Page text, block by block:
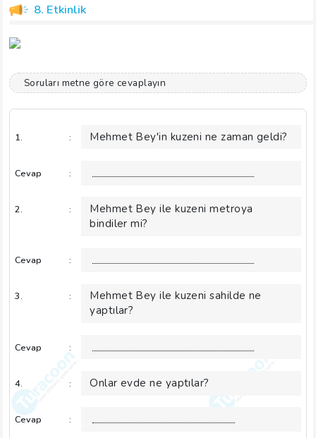
8. Etkinlik
Soruları metne göre cevaplayın
1. : Mehmet Bey'in kuzeni ne zaman geldi?
Cevap :
2. :
Mehmet Bey ile kuzeni metroya
bindiler mi?
Cevap :
3. :
Mehmet Bey ile kuzeni sahilde ne
yaptılar?
Cevap :
4. : Onlar evde ne yaptılar?
Cevap :